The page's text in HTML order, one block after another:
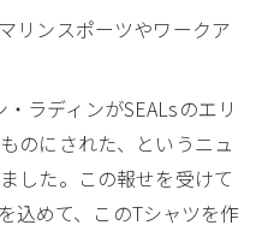
リンスポーツやワークア
ラディンがSEALsのエリ
のにされた、というニュ
した。この報せを受けて
込めて、このTシャツを作